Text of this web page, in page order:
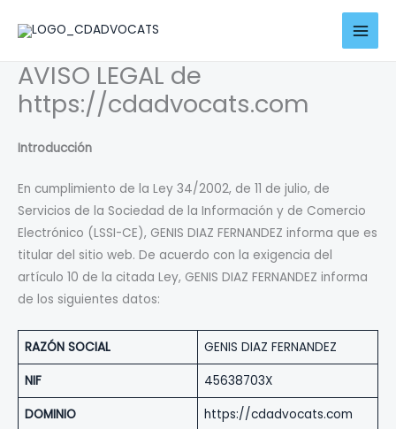
AVISO LEGAL de
https://cdadvocats.com
Introducción
En cumplimiento de la Ley 34/2002, de 11 de julio, de
Servicios de la Sociedad de la Información y de Comercio
Electrónico (LSSI-CE), GENIS DIAZ FERNANDEZ informa que es
titular del sitio web. De acuerdo con la exigencia del
artículo 10 de la citada Ley, GENIS DIAZ FERNANDEZ informa
de los siguientes datos:
RAZÓN SOCIAL
GENIS DIAZ FERNANDEZ
NIF
45638703X
DOMINIO
https://cdadvocats.com